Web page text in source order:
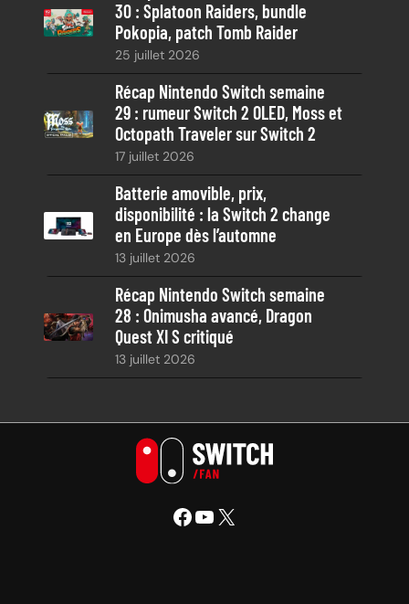
30 : Splatoon Raiders, bundle
Pokopia, patch Tomb Raider
25 juillet 2026
Récap Nintendo Switch semaine
29 : rumeur Switch 2 OLED, Moss et
Octopath Traveler sur Switch 2
17 juillet 2026
Batterie amovible, prix,
disponibilité : la Switch 2 change
en Europe dès l’automne
13 juillet 2026
Récap Nintendo Switch semaine
28 : Onimusha avancé, Dragon
Quest XI S critiqué
13 juillet 2026
Facebook YouTube X